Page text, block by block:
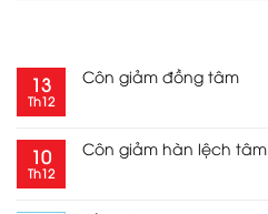
13
Th12
Côn giảm đồng tâm
10
Th12
Côn giảm hàn lệch tâm